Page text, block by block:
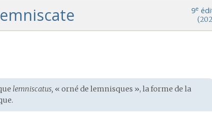
9e
lemniscatus, « orné de lemnisques », la forme de la